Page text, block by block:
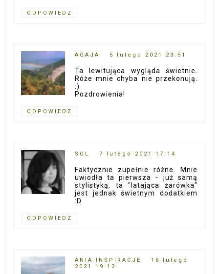
ODPOWIEDZ
AGAJA 5 lutego 2021 23:51
Ta lewitująca wygląda świetnie.
Róże mnie chyba nie przekonują.
:)
Pozdrowienia!
ODPOWIEDZ
SOL 7 lutego 2021 17:14
Faktycznie zupełnie różne. Mnie
uwiodła ta pierwsza - już samą
stylistyką, ta "latająca żarówka"
jest jednak świetnym dodatkiem
:D
ODPOWIEDZ
ANIA INSPIRACJE
16 lutego
2021 19:12